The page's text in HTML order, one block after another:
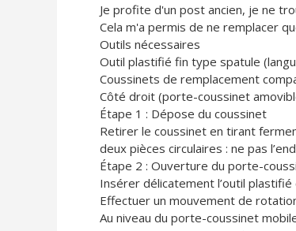
Je profite d'un post ancien, je ne
Cela m'a permis de ne remplacer
Outils nécessaires
Outil plastifié fin type spatule
Coussinets de remplacement
Côté droit (porte-coussinet
Étape 1 : Dépose du coussinet
Retirer le coussinet en tirant
deux pièces circulaires : ne pas
Étape 2 : Ouverture du porte-
Insérer délicatement l’outil
Effectuer un mouvement de
Au niveau du porte-coussinet